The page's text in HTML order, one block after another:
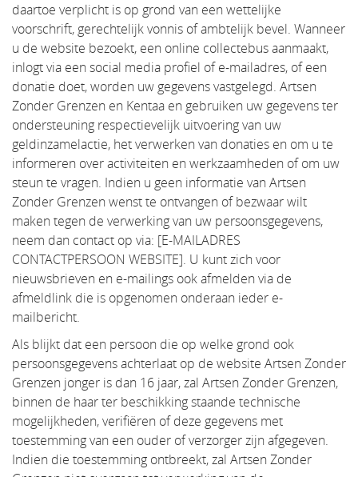
daartoe verplicht is op grond van een wettelijke
voorschrift, gerechtelijk vonnis of ambtelijk bevel. Wanneer
u de website bezoekt, een online collectebus aanmaakt,
inlogt via een social media profiel of e-mailadres, of een
donatie doet, worden uw gegevens vastgelegd. Artsen
Zonder Grenzen en Kentaa en gebruiken uw gegevens ter
ondersteuning respectievelijk uitvoering van uw
geldinzamelactie, het verwerken van donaties en om u te
informeren over activiteiten en werkzaamheden of om uw
steun te vragen. Indien u geen informatie van Artsen
Zonder Grenzen wenst te ontvangen of bezwaar wilt
maken tegen de verwerking van uw persoonsgegevens,
neem dan contact op via: [E-MAILADRES
CONTACTPERSOON WEBSITE]. U kunt zich voor
nieuwsbrieven en e-mailings ook afmelden via de
afmeldlink die is opgenomen onderaan ieder e-
mailbericht.
Als blijkt dat een persoon die op welke grond ook
persoonsgegevens achterlaat op de website Artsen Zonder
Grenzen jonger is dan 16 jaar, zal Artsen Zonder Grenzen,
binnen de haar ter beschikking staande technische
mogelijkheden, verifiëren of deze gegevens met
toestemming van een ouder of verzorger zijn afgegeven.
Indien die toestemming ontbreekt, zal Artsen Zonder